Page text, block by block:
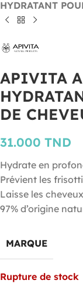
HYDRATANT
APIVITA
DE
31.000 TND
Hydrate en
Prévient les
Laisse les
97% d’origine
MARQUE
Rupture de stock